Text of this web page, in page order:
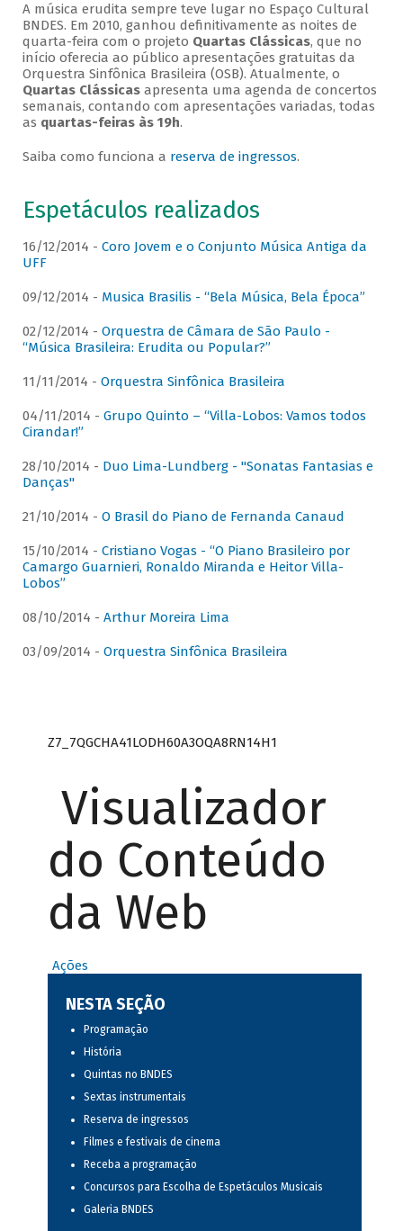
A música erudita sempre teve lugar no Espaço Cultural
BNDES. Em 2010, ganhou definitivamente as noites de
quarta-feira com o projeto Quartas Clássicas, que no
início oferecia ao público apresentações gratuitas da
Orquestra Sinfônica Brasileira (OSB). Atualmente, o
Quartas Clássicasapresenta uma agenda de concertos
semanais, contando com apresentações variadas, todas
as quartas-feiras às 19h.
Saiba como funciona a reserva de ingressos.
Espetáculos realizados
16/12/2014 - Coro Jovem e o Conjunto Música Antiga da
UFF
09/12/2014 - Musica Brasilis - “Bela Música, Bela Época”
02/12/2014 - Orquestra de Câmara de São Paulo -
“Música Brasileira: Erudita ou Popular?”
11/11/2014 - Orquestra Sinfônica Brasileira
04/11/2014 - Grupo Quinto – “Villa-Lobos: Vamos todos
Cirandar!”
28/10/2014 - Duo Lima-Lundberg - "Sonatas Fantasias e
Danças"
21/10/2014 - O Brasil do Piano de Fernanda Canaud
15/10/2014 - Cristiano Vogas - “O Piano Brasileiro por
Camargo Guarnieri, Ronaldo Miranda e Heitor Villa-
Lobos”
08/10/2014 - Arthur Moreira Lima
03/09/2014 - Orquestra Sinfônica Brasileira
Z7_7QGCHA41LODH60A3OQA8RN14H1
Visualizador
do Conteúdo
da Web
Ações
NESTA SEÇÃO
Programação
História
Quintas no BNDES
Sextas instrumentais
Reserva de ingressos
Filmes e festivais de cinema
Receba a programação
Concursos para Escolha de Espetáculos Musicais
Galeria BNDES